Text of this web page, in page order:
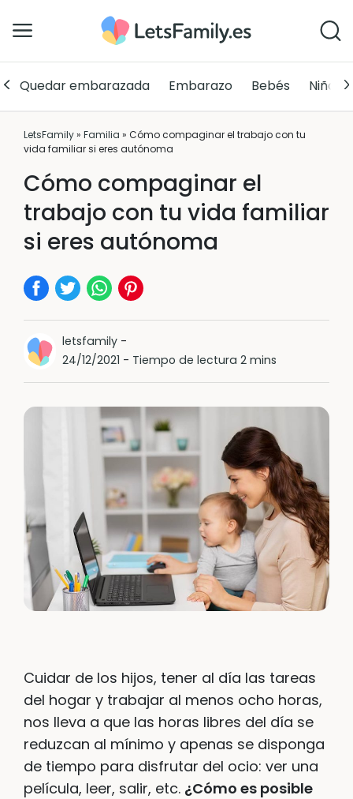
Quedar embarazada Embarazo Bebés Niños
LetsFamily» Familia » Cómo compaginar el trabajo con tu
vida familiar si eres autónoma
Cómo compaginar el
trabajo con tu vida familiar
si eres autónoma
letsfamily-
24/12/2021 - Tiempo de lectura 2 mins
Cuidar de los hijos, tener al día las tareas
del hogar y trabajar al menos ocho horas,
nos lleva a que las horas libres del día se
reduzcan al mínimo y apenas se disponga
de tiempo para disfrutar del ocio: ver una
película, leer, salir, etc. ¿Cómo es posible